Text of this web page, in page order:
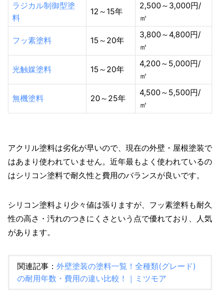
ラジカル制御型塗
料
12～15年
2,500～3,000円/
㎡
フッ素塗料 15～20年
3,800～4,800円/
㎡
光触媒塗料 15～20年
4,200～5,000円/
㎡
無機塗料 20～25年
4,500～5,500円/
㎡
アクリル塗料は劣化が早いので、現在の外壁・屋根塗装で
はあまり使われていません。近年最もよく使われているの
はシリコン塗料で耐久性と費用のバランスが良いです。
シリコン塗料より少々値は張りますが、フッ素塗料も耐久
性の高さ・汚れのつきにくさという点で優れており、人気
があります。
関連記事： 外壁塗装の塗料一覧！全種類(グレード)
の耐用年数・費用の違い比較！｜ミツモア